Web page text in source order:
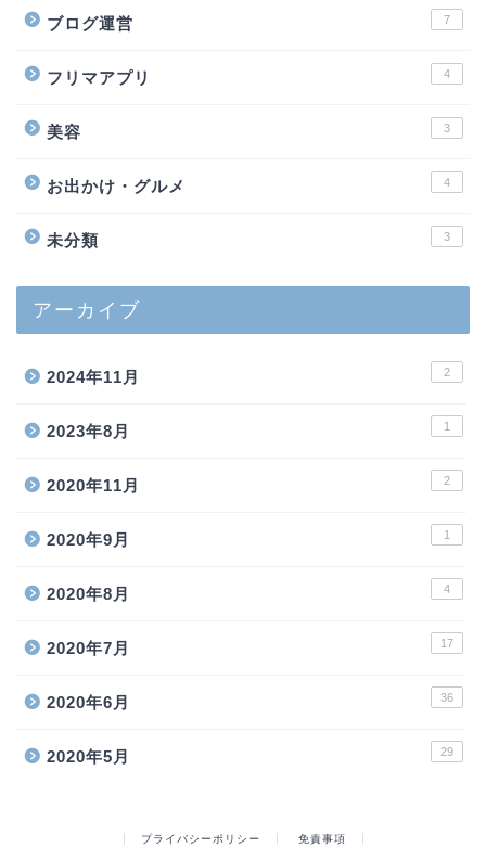
ブログ運営 7
フリマアプリ 4
美容 3
お出かけ・グルメ 4
未分類 3
アーカイブ
2024年11月 2
2023年8月 1
2020年11月 2
2020年9月 1
2020年8月 4
2020年7月 17
2020年6月 36
2020年5月 29
プライバシーポリシー 免責事項